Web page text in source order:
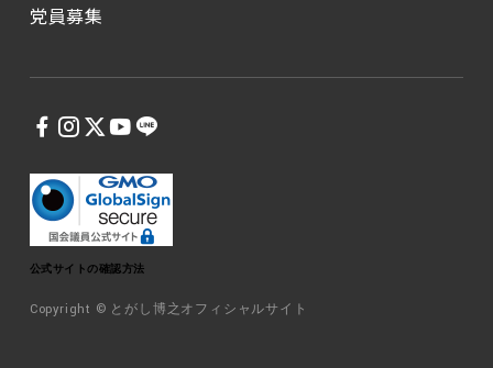
党員募集
公式サイトの確認方法
Copyright © とがし博之オフィシャルサイト